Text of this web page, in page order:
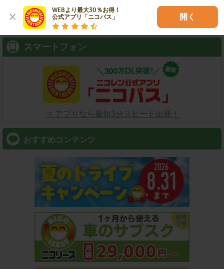
WEBより最大30％お得！
公式アプリ「ニコパス」
開く
検索
スマートフォン
⇒ アプリなら最短3分スピード出発！
おすすめコンテンツ